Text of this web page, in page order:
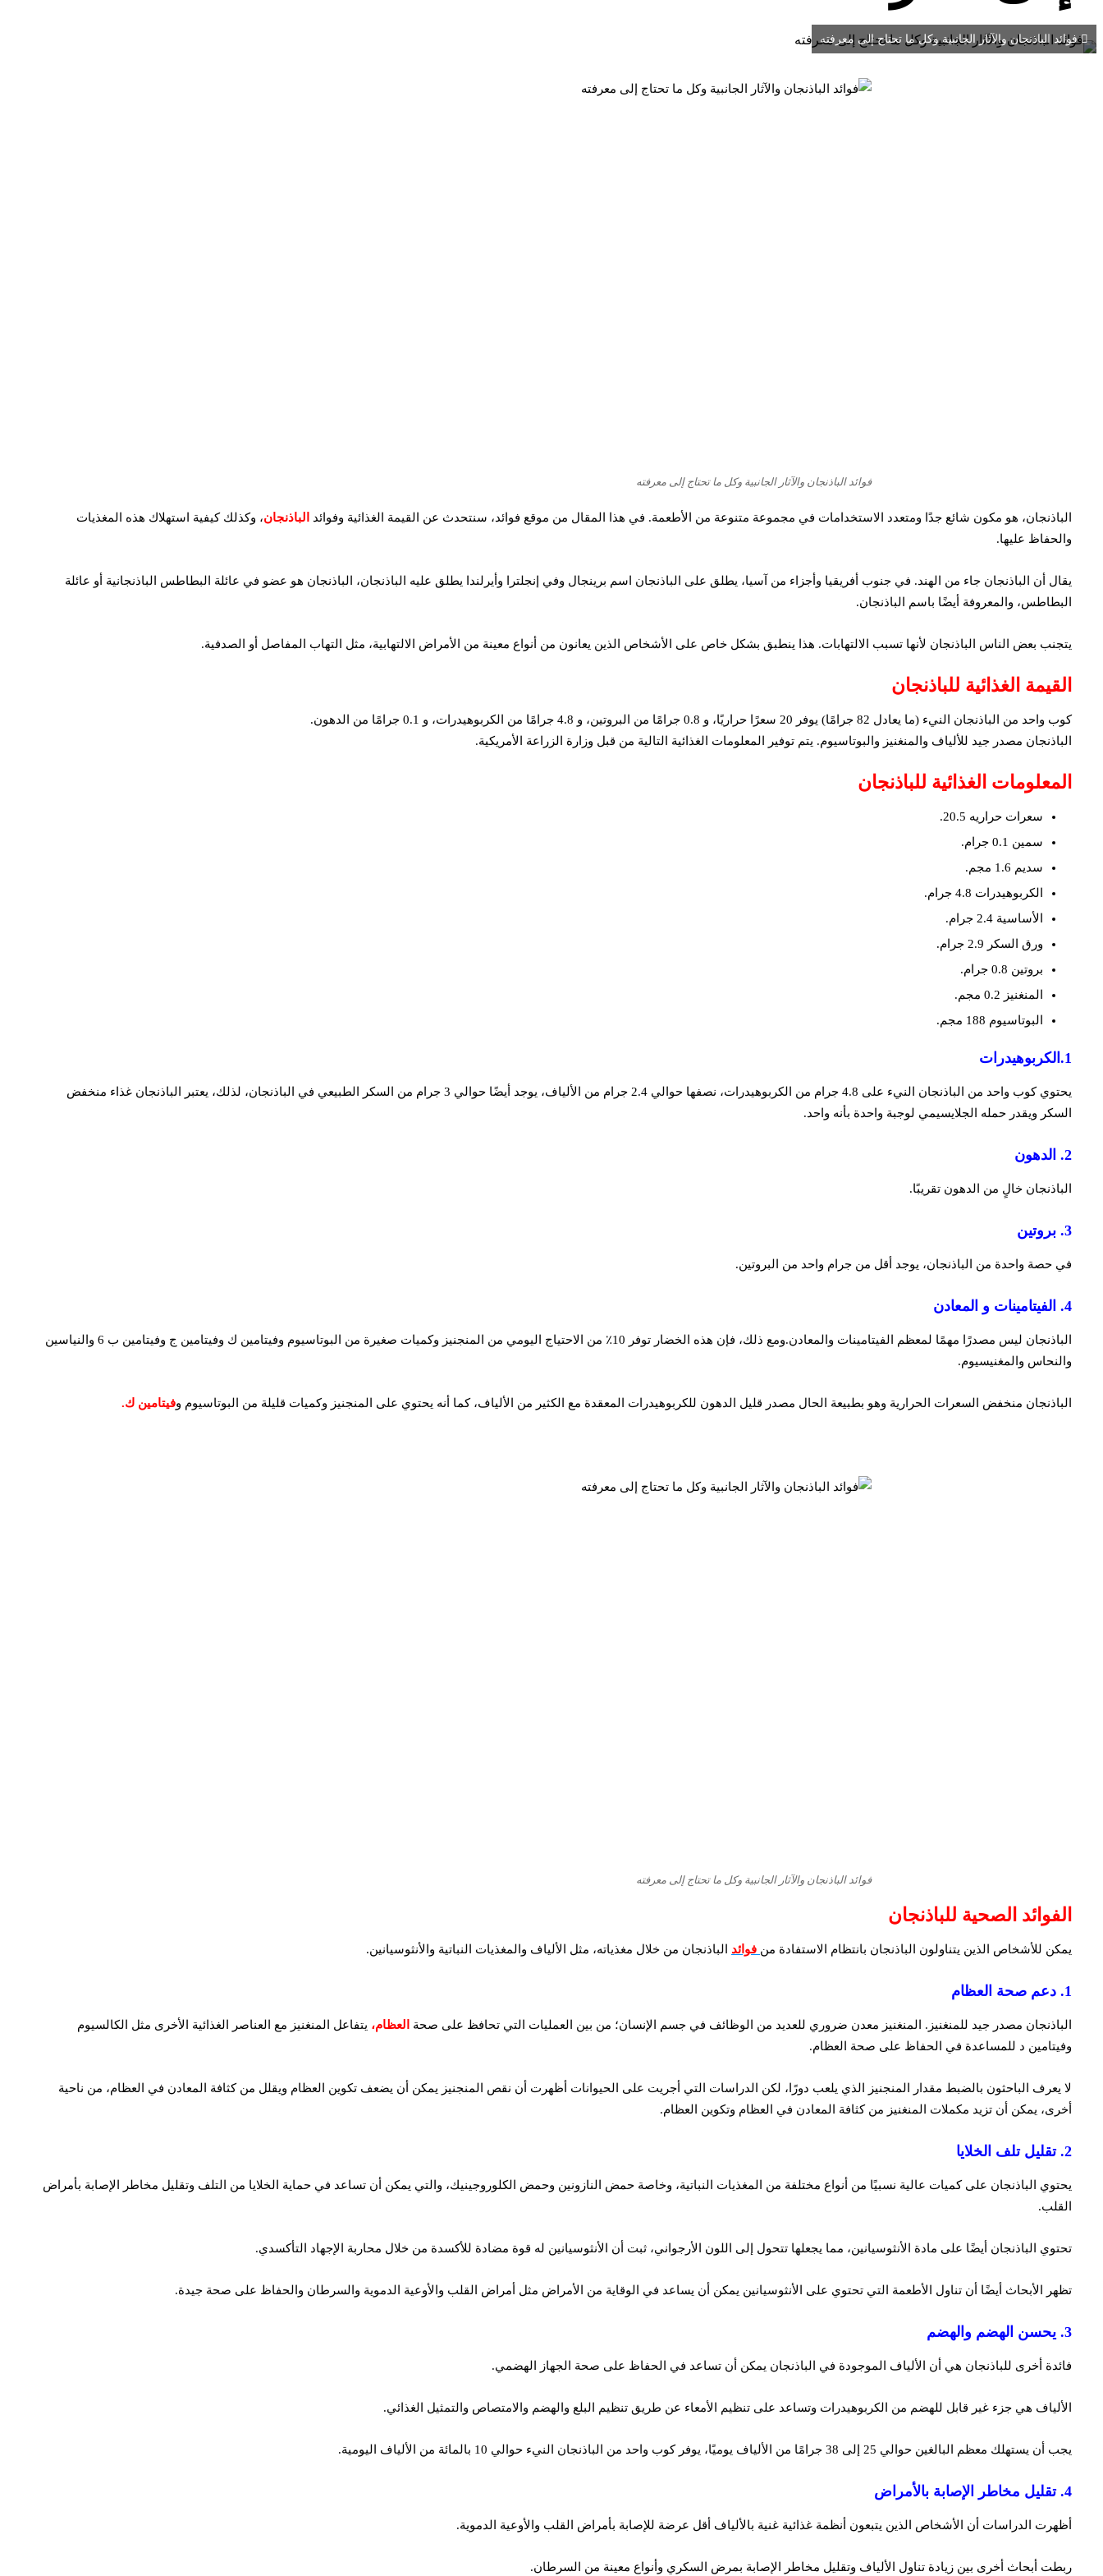
فوائد الباذنجان والآثار الجانبية وكل ما تحتاج إلى معرفته
فوائد الباذنجان والآثار الجانبية وكل ما تحتاج إلى معرفته
الباذنجان، هو مكون شائع جدًا ومتعدد الاستخدامات في مجموعة متنوعة من الأطعمة. في هذا المقال من موقع فوائد، سنتحدث عن القيمة الغذائية وفوائد الباذنجان، وكذلك كيفية استهلاك هذه المغذيات
والحفاظ عليها.
يقال أن الباذنجان جاء من الهند. في جنوب أفريقيا وأجزاء من آسيا، يطلق على الباذنجان اسم برينجال وفي إنجلترا وأيرلندا يطلق عليه الباذنجان، الباذنجان هو عضو في عائلة البطاطس الباذنجانية أو عائلة
البطاطس، والمعروفة أيضًا باسم الباذنجان.
يتجنب بعض الناس الباذنجان لأنها تسبب الالتهابات. هذا ينطبق بشكل خاص على الأشخاص الذين يعانون من أنواع معينة من الأمراض الالتهابية، مثل التهاب المفاصل أو الصدفية.
القيمة الغذائية للباذنجان
كوب واحد من الباذنجان النيء (ما يعادل 82 جرامًا) يوفر 20 سعرًا حراريًا، و 0.8 جرامًا من البروتين، و 4.8 جرامًا من الكربوهيدرات، و 0.1 جرامًا من الدهون.
الباذنجان مصدر جيد للألياف والمنغنيز والبوتاسيوم. يتم توفير المعلومات الغذائية التالية من قبل وزارة الزراعة الأمريكية.
المعلومات الغذائية للباذنجان
سعرات حراريه 20.5.
سمين 0.1 جرام.
سدیم 1.6 مجم.
الكربوهيدرات 4.8 جرام.
الأساسية 2.4 جرام.
ورق السكر 2.9 جرام.
بروتين 0.8 جرام.
المنغنيز 0.2 مجم.
البوتاسيوم 188 مجم.
1.الكربوهيدرات
يحتوي كوب واحد من الباذنجان النيء على 4.8 جرام من الكربوهيدرات، نصفها حوالي 2.4 جرام من الألياف، يوجد أيضًا حوالي 3 جرام من السكر الطبيعي في الباذنجان، لذلك، يعتبر الباذنجان غذاء منخفض
السكر ويقدر حمله الجلايسيمي لوجبة واحدة بأنه واحد.
2. الدهون
الباذنجان خالٍ من الدهون تقريبًا.
3. بروتين
في حصة واحدة من الباذنجان، يوجد أقل من جرام واحد من البروتين.
4. الفيتامينات و المعادن
الباذنجان ليس مصدرًا مهمًا لمعظم الفيتامينات والمعادن.ومع ذلك، فإن هذه الخضار توفر 10٪ من الاحتياج اليومي من المنجنيز وكميات صغيرة من البوتاسيوم وفيتامين ك وفيتامين ج وفيتامين ب 6 والنياسين
والنحاس والمغنيسيوم.
الباذنجان منخفض السعرات الحرارية وهو بطبيعة الحال مصدر قليل الدهون للكربوهيدرات المعقدة مع الكثير من الألياف، كما أنه يحتوي على المنجنيز وكميات قليلة من البوتاسيوم وفيتامين ك.
فوائد الباذنجان والآثار الجانبية وكل ما تحتاج إلى معرفته
الفوائد الصحية للباذنجان
يمكن للأشخاص الذين يتناولون الباذنجان بانتظام الاستفادة من فوائد الباذنجان من خلال مغذياته، مثل الألياف والمغذيات النباتية والأنثوسيانين.
1. دعم صحة العظام
الباذنجان مصدر جيد للمنغنيز. المنغنيز معدن ضروري للعديد من الوظائف في جسم الإنسان؛ من بين العمليات التي تحافظ على صحة العظام، يتفاعل المنغنيز مع العناصر الغذائية الأخرى مثل الكالسيوم
وفيتامين د للمساعدة في الحفاظ على صحة العظام.
لا يعرف الباحثون بالضبط مقدار المنجنيز الذي يلعب دورًا، لكن الدراسات التي أجريت على الحيوانات أظهرت أن نقص المنجنيز يمكن أن يضعف تكوين العظام ويقلل من كثافة المعادن في العظام، من ناحية
أخرى، يمكن أن تزيد مكملات المنغنيز من كثافة المعادن في العظام وتكوين العظام.
2. تقليل تلف الخلايا
يحتوي الباذنجان على كميات عالية نسبيًا من أنواع مختلفة من المغذيات النباتية، وخاصة حمض النازونين وحمض الكلوروجينيك، والتي يمكن أن تساعد في حماية الخلايا من التلف وتقليل مخاطر الإصابة بأمراض
القلب.
تحتوي الباذنجان أيضًا على مادة الأنثوسيانين، مما يجعلها تتحول إلى اللون الأرجواني، ثبت أن الأنثوسيانين له قوة مضادة للأكسدة من خلال محاربة الإجهاد التأكسدي.
تظهر الأبحاث أيضًا أن تناول الأطعمة التي تحتوي على الأنثوسيانين يمكن أن يساعد في الوقاية من الأمراض مثل أمراض القلب والأوعية الدموية والسرطان والحفاظ على صحة جيدة.
3. يحسن الهضم والهضم
فائدة أخرى للباذنجان هي أن الألياف الموجودة في الباذنجان يمكن أن تساعد في الحفاظ على صحة الجهاز الهضمي.
الألياف هي جزء غير قابل للهضم من الكربوهيدرات وتساعد على تنظيم الأمعاء عن طريق تنظيم البلع والهضم والامتصاص والتمثيل الغذائي.
يجب أن يستهلك معظم البالغين حوالي 25 إلى 38 جرامًا من الألياف يوميًا، يوفر كوب واحد من الباذنجان النيء حوالي 10 بالمائة من الألياف اليومية.
4. تقليل مخاطر الإصابة بالأمراض
أظهرت الدراسات أن الأشخاص الذين يتبعون أنظمة غذائية غنية بالألياف أقل عرضة للإصابة بأمراض القلب والأوعية الدموية.
ربطت أبحاث أخرى بين زيادة تناول الألياف وتقليل مخاطر الإصابة بمرض السكري وأنواع معينة من السرطان.